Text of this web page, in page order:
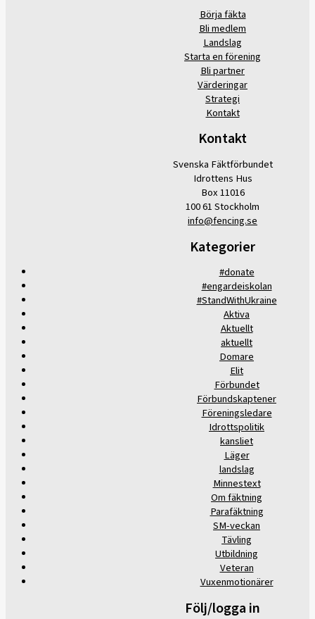
Börja fäkta
Bli medlem
Landslag
Starta en förening
Bli partner
Värderingar
Strategi
Kontakt
Kontakt
Svenska Fäktförbundet
Idrottens Hus
Box 11016
100 61 Stockholm
info@fencing.se
Kategorier
#donate
#engardeiskolan
#StandWithUkraine
Aktiva
Aktuellt
aktuellt
Domare
Elit
Förbundet
Förbundskaptener
Föreningsledare
Idrottspolitik
kansliet
Läger
landslag
Minnestext
Om fäktning
Parafäktning
SM-veckan
Tävling
Utbildning
Veteran
Vuxenmotionärer
Följ/logga in